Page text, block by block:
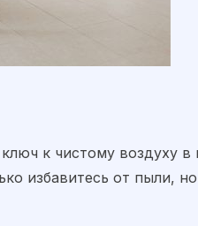
к чистому воздуху в
избавитесь от пыли,